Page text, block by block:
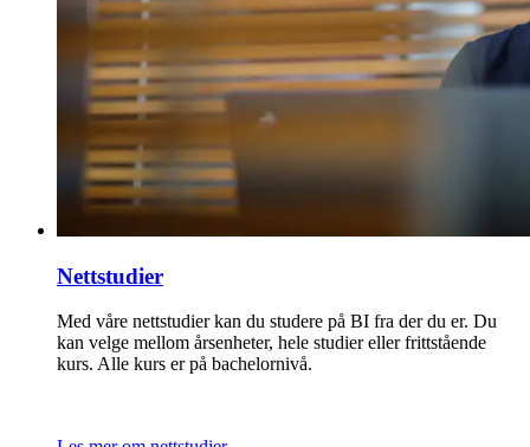
Nettstudier
Med våre nettstudier kan du studere på BI fra der du er. Du
kan velge mellom årsenheter, hele studier eller frittstående
kurs. Alle kurs er på bachelornivå.